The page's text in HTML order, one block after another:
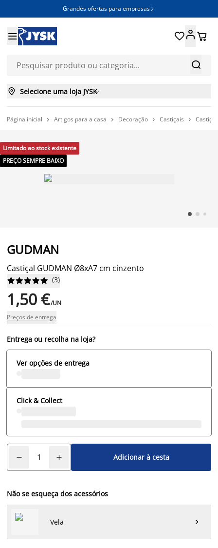
Grandes ofertas para empresas 


 
 Selecione uma loja JYSK
Página inicial  Artigos para a casa  Decoração  Castiçais 
Limitado ao stock existente
PREÇO SEMPRE BAIXO
GUDMAN
Castiçal GUDMAN Ø8xA7 cm cinzento





 (3)
1,50 €/UN
Preços de entrega
Entrega ou recolha na loja?
Ver opções de entrega
Click & Collect
Adicionar à cesta
Não se esqueça dos acessórios
Vela 